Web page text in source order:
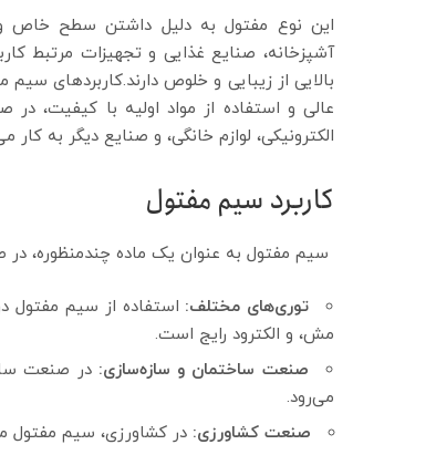
این نوع مفتول به دلیل داشتن سطح خاص
بالایی از زیبایی و خلوص دارند.کاربردهای
عالی و استفاده از مواد اولیه با کیفیت،
الکترونیکی، لوازم خانگی، و صنایع دیگر به کار
کاربرد سیم مفتول
سیم مفتول به عنوان یک ماده چندمنظوره، در
توری‌های مختلف: استفاده از سیم مفتول
مش، و الکترود رایج است.
صنعت ساختمان و سازه‌سازی:در صنعت
می‌رود.
صنعت کشاورزی: در کشاورزی، سیم مفتول